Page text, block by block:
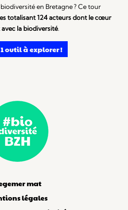
en Bretagne ? Ce tour
totalisant124acteursdont le cœur
la biodiversité.
outil à explorer !
mat
légales